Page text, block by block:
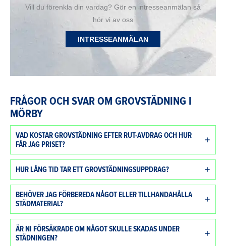
Vill du förenkla din vardag? Gör en intresseanmälan så
hör vi av oss
INTRESSEANMÄLAN
FRÅGOR OCH SVAR OM GROVSTÄDNING I
MÖRBY
VAD KOSTAR GROVSTÄDNING EFTER RUT-AVDRAG OCH HUR
FÅR JAG PRISET?
HUR LÅNG TID TAR ETT GROVSTÄDNINGSUPPDRAG?
BEHÖVER JAG FÖRBEREDA NÅGOT ELLER TILLHANDAHÅLLA
STÄDMATERIAL?
ÄR NI FÖRSÄKRADE OM NÅGOT SKULLE SKADAS UNDER
STÄDNINGEN?